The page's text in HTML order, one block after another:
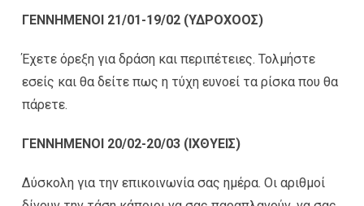
ΓΕΝΝΗΜΕΝΟΙ 21/01-19/02 (ΥΔΡΟΧΟΟΣ)
Έχετε όρεξη για δράση και περιπέτειες. Τολμήστε
εσείς και θα δείτε πως η τύχη ευνοεί τα ρίσκα που θα
πάρετε.
ΓΕΝΝΗΜΕΝΟΙ 20/02-20/03 (ΙΧΘΥΕΙΣ)
Δύσκολη για την επικοινωνία σας ημέρα. Οι αριθμοί